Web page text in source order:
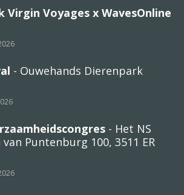
Virgin Voyages x WavesOnline
- Ouwehands Dierenpark
- Het NS
Puntenburg 100, 3511 ER